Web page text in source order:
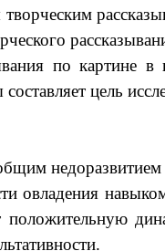
по картине в
цель
овладения